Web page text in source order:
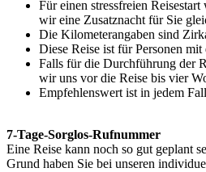
Für einen stressfreien
wir eine Zusatznacht für Sie
Die Kilometerangaben sind
Diese Reise ist für Personen
Falls für die Durchführung der
wir uns vor die Reise bis vier
Empfehlenswert ist in jedem
7-Tage-Sorglos-Rufnummer
Eine Reise kann noch so gut geplant
Grund haben Sie bei unseren